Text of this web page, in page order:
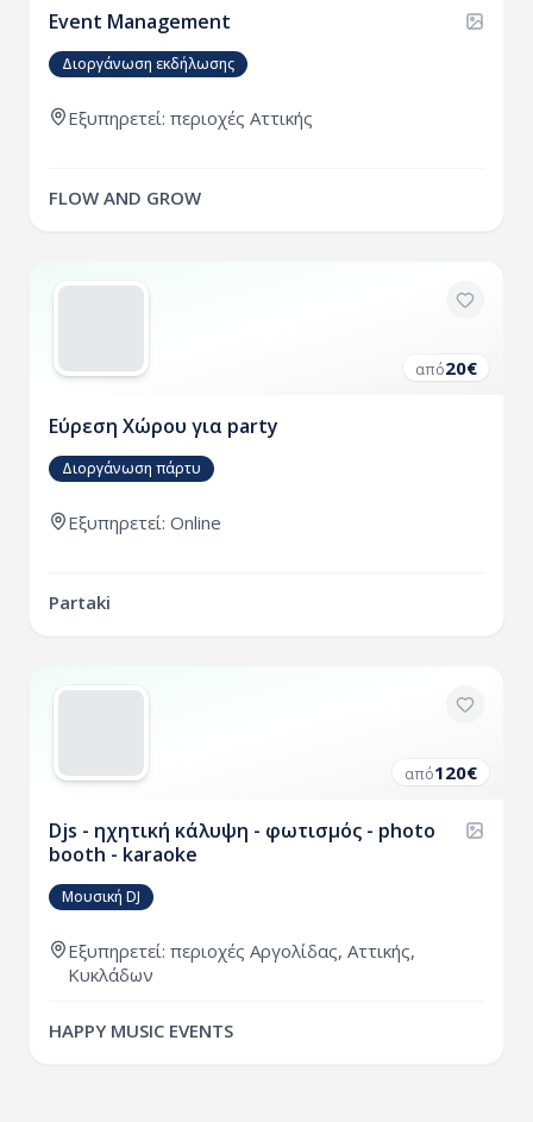
Event Management
Διοργάνωση εκδήλωσης
Εξυπηρετεί: περιοχές Αττικής
FLOW AND GROW
από20€
Εύρεση Χώρου για party
Διοργάνωση πάρτυ
Εξυπηρετεί: Online
Partaki
από120€
Djs - ηχητική κάλυψη - φωτισμός - photo
booth - karaoke
Μουσική DJ
Εξυπηρετεί: περιοχές Αργολίδας, Αττικής,
Κυκλάδων
HAPPY MUSIC EVENTS